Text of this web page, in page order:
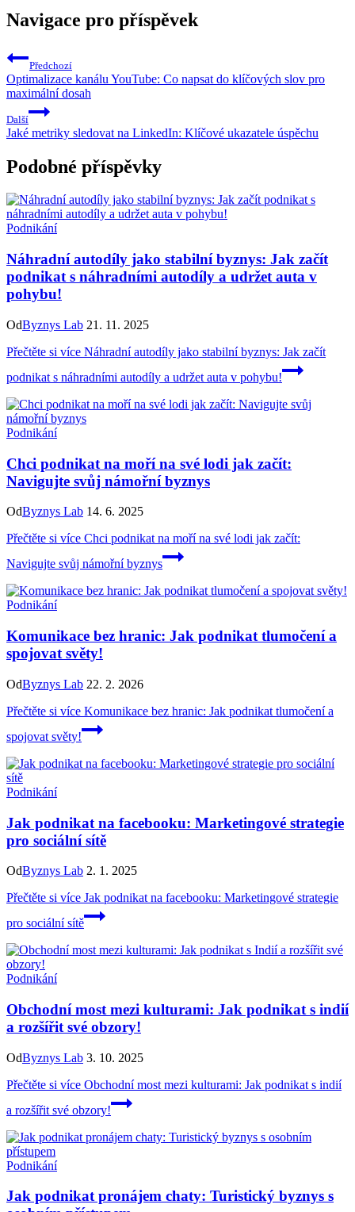
Navigace pro příspěvek
Předchozí
Optimalizace kanálu YouTube: Co napsat do klíčových slov pro
maximální dosah
Další
Jaké metriky sledovat na LinkedIn: Klíčové ukazatele úspěchu
Podobné příspěvky
Podnikání
Náhradní autodíly jako stabilní byznys: Jak začít
podnikat s náhradními autodíly a udržet auta v
pohybu!
OdByznys Lab 21. 11. 2025
Přečtěte si více Náhradní autodíly jako stabilní byznys: Jak začít
podnikat s náhradními autodíly a udržet auta v pohybu!
Podnikání
Chci podnikat na moří na své lodi jak začít:
Navigujte svůj námořní byznys
OdByznys Lab 14. 6. 2025
Přečtěte si více Chci podnikat na moří na své lodi jak začít:
Navigujte svůj námořní byznys
Podnikání
Komunikace bez hranic: Jak podnikat tlumočení a
spojovat světy!
OdByznys Lab 22. 2. 2026
Přečtěte si více Komunikace bez hranic: Jak podnikat tlumočení a
spojovat světy!
Podnikání
Jak podnikat na facebooku: Marketingové strategie
pro sociální sítě
OdByznys Lab 2. 1. 2025
Přečtěte si více Jak podnikat na facebooku: Marketingové strategie
pro sociální sítě
Podnikání
Obchodní most mezi kulturami: Jak podnikat s indií
a rozšířit své obzory!
OdByznys Lab 3. 10. 2025
Přečtěte si více Obchodní most mezi kulturami: Jak podnikat s indií
a rozšířit své obzory!
Podnikání
Jak podnikat pronájem chaty: Turistický byznys s